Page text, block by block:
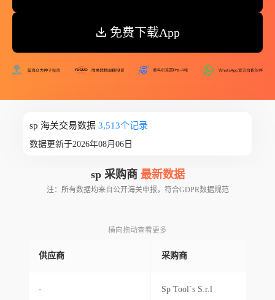
免费下载App
sp 海关交易数据 3,513个记录
数据更新于2026年08月06日
sp 采购商 最新数据
注：所有数据均来自公开海关申报，符合GDPR数据规范
横向拖动查看更多
供应商 采购商
- Sp Tool`s S.r.l